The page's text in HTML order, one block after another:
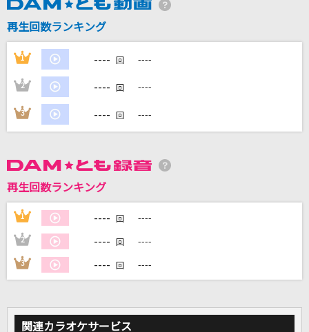
Vaundy
カラオケ最新情報をチェック！
DAMに会員登録・ログインして
カラオケをもっと楽しもう！
家族や友達と一緒に！練習にも！
再生回数ランキング
1 ---- 回 ----
2 ---- 回 ----
3 ---- 回 ----
再生回数ランキング
1 ---- 回 ----
2 ---- 回 ----
3 ---- 回 ----
関連カラオケサービス